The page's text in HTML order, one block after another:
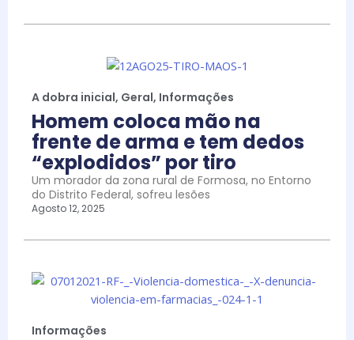
A dobra inicial, Geral, Informações
Homem coloca mão na
frente de arma e tem dedos
“explodidos” por tiro
Um morador da zona rural de Formosa, no Entorno
do Distrito Federal, sofreu lesões
Agosto 12, 2025
Informações